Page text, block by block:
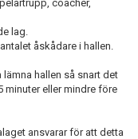
coacher,
lag.
åskådare i hallen.
hallen så snart det
minuter eller mindre före
ansvarar för att detta